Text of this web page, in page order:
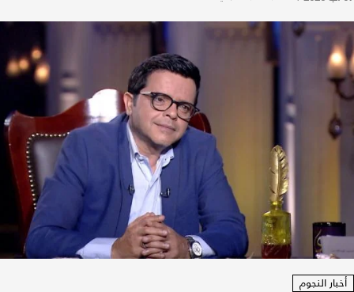
أخبار النجوم